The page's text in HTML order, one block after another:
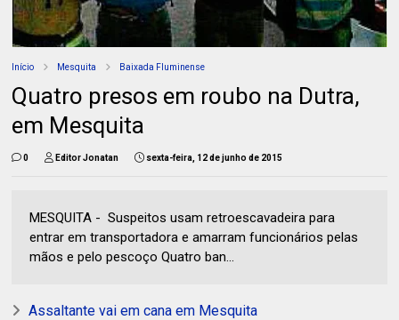
Início Mesquita Baixada Fluminense
Quatro presos em roubo na Dutra,
em Mesquita
0 Editor Jonatan sexta-feira, 12 de junho de 2015
MESQUITA - Suspeitos usam retroescavadeira para
entrar em transportadora e amarram funcionários pelas
mãos e pelo pescoço Quatro ban...
Assaltante vai em cana em Mesquita